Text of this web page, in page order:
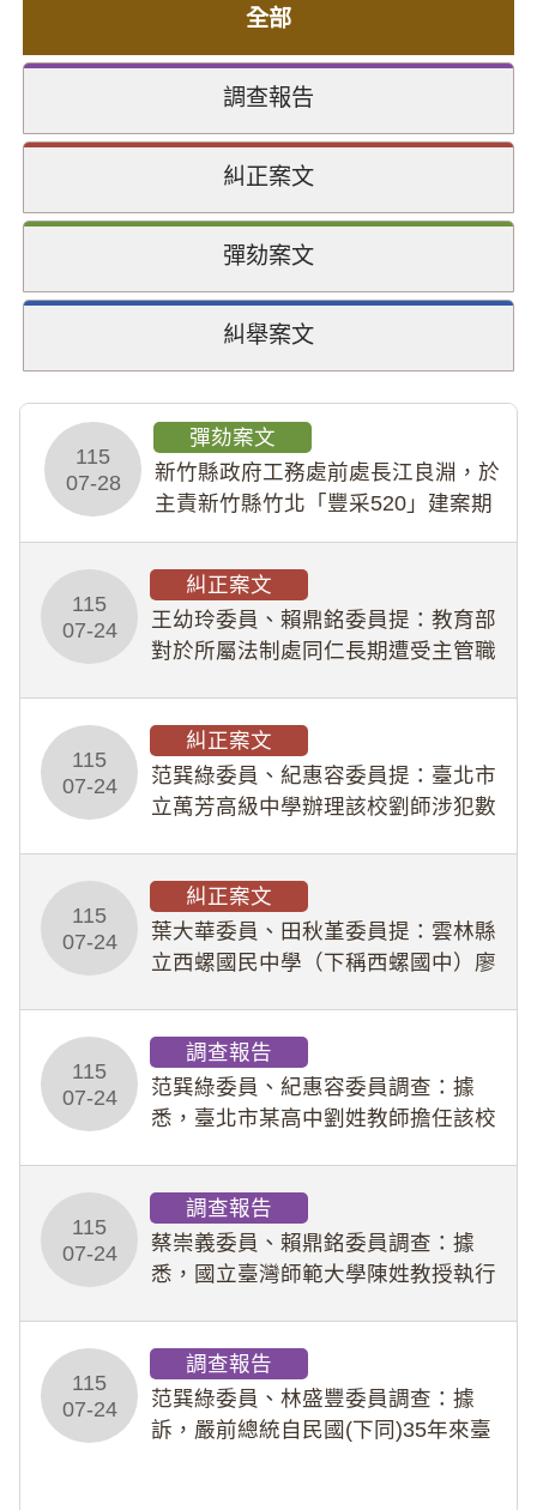
全部
調查報告
糾正案文
彈劾案文
糾舉案文
115
07-28
彈劾案文
新竹縣政府工務處前處長江良淵，於
主責新竹縣竹北「豐采520」建案期
幣1,483萬餘元，並長期收受建商餽
贈；復罔顧公共安全，圖利默許建商
於停工期間
115
07-24
糾正案文
王幼玲委員、賴鼎銘委員提：教育部
對於所屬法制處同仁長期遭受主管職
人員保障法」及「職業安全衛生法」
所定維護公務人員
115
07-24
糾正案文
范巽綠委員、紀惠容委員提：臺北市
立萬芳高級中學辦理該校劉師涉犯數
業把關與糾錯功能，不僅首份調查報
告漏未審酌師生不
115
07-24
糾正案文
葉大華委員、田秋堇委員提：雲林縣
立西螺國民中學（下稱西螺國中）廖
教羽球隊學生等行為，歷經該校校園
事件處理會議（下
115
07-24
調查報告
范巽綠委員、紀惠容委員調查：據
悉，臺北市某高中劉姓教師擔任該校
行拍攝特定樣態性影像並以手機傳送
劉師。該生因畏懼成
115
07-24
調查報告
蔡崇義委員、賴鼎銘委員調查：據
悉，國立臺灣師範大學陳姓教授執行
術倫理等情案調查報告。(115教調
31)
115
07-24
調查報告
范巽綠委員、林盛豐委員調查：據
訴，嚴前總統自民國(下同)35年來臺